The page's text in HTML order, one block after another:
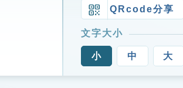
QRcode分享
文字大小
小 中 大